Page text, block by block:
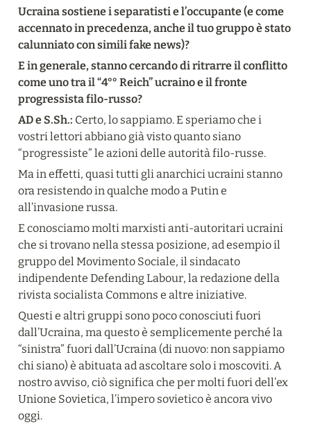
Ucraina sostiene i separatisti e l’occupante (e come
accennato in precedenza, anche il tuo gruppo è stato
calunniato con simili fake news)?
E in generale, stanno cercando di ritrarre il conflitto
come uno tra il “4°° Reich” ucraino e il fronte
progressista filo-russo?
AD e S.Sh.: Certo, lo sappiamo. E speriamo che i
vostri lettori abbiano già visto quanto siano
“progressiste” le azioni delle autorità filo-russe.
Ma in effetti, quasi tutti gli anarchici ucraini stanno
ora resistendo in qualche modo a Putin e
all’invasione russa.
E conosciamo molti marxisti anti-autoritari ucraini
che si trovano nella stessa posizione, ad esempio il
gruppo del Movimento Sociale, il sindacato
indipendente Defending Labour, la redazione della
rivista socialista Commons e altre iniziative.
Questi e altri gruppi sono poco conosciuti fuori
dall’Ucraina, ma questo è semplicemente perché la
“sinistra” fuori dall’Ucraina (di nuovo: non sappiamo
chi siano) è abituata ad ascoltare solo i moscoviti. A
nostro avviso, ciò significa che per molti fuori dell’ex
Unione Sovietica, l’impero sovietico è ancora vivo
oggi.